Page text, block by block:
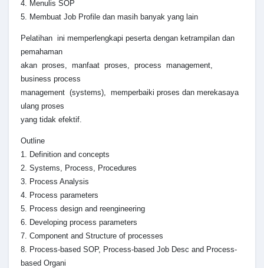
4. Menulis SOP
5. Membuat Job Profile dan masih banyak yang lain
Pelatihan ini memperlengkapi peserta dengan ketrampilan dan
pemahaman
akan proses, manfaat proses, process management,
business process
management (systems), memperbaiki proses dan merekasaya
ulang proses
yang tidak efektif.
Outline
1. Definition and concepts
2. Systems, Process, Procedures
3. Process Analysis
4. Process parameters
5. Process design and reengineering
6. Developing process parameters
7. Component and Structure of processes
8. Process-based SOP, Process-based Job Desc and Process-
based Organi